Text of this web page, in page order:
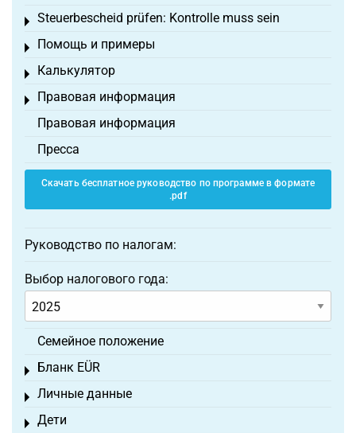
Steuerbescheid prüfen: Kontrolle muss sein
Toggle menu
Помощь и примеры
Toggle menu
Калькулятор
Toggle menu
Правовая информация
Toggle menu
Правовая информация
Пресса
Скачать бесплатное руководство по программе в формате
.pdf
Руководство по налогам:
Выбор налогового года:
Семейное положение
Бланк EÜR
Toggle menu
Личные данные
Toggle menu
Дети
Toggle menu